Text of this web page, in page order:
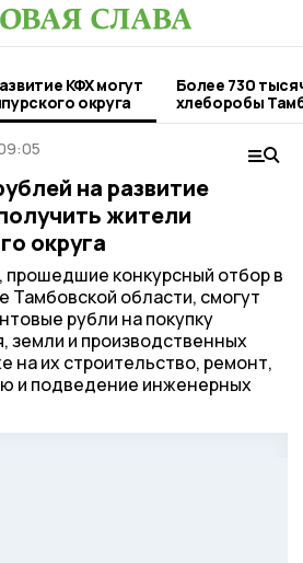
КФХ могут
округа
Более 730
хлеборобы
на развитие
жители
округа
конкурсный отбор в
Тамбовской области, смогут
рубли на покупку
земли и производственных
на их строительство, ремонт,
и подведение инженерных